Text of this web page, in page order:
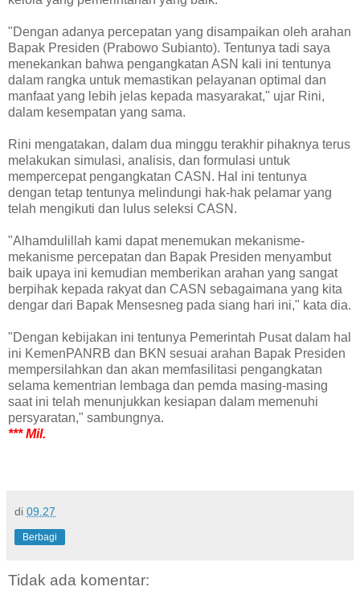
"Dengan adanya percepatan yang disampaikan oleh arahan
Bapak Presiden (Prabowo Subianto). Tentunya tadi saya
menekankan bahwa pengangkatan ASN kali ini tentunya
dalam rangka untuk memastikan pelayanan optimal dan
manfaat yang lebih jelas kepada masyarakat," ujar Rini,
dalam kesempatan yang sama.
Rini mengatakan, dalam dua minggu terakhir pihaknya terus
melakukan simulasi, analisis, dan formulasi untuk
mempercepat pengangkatan CASN. Hal ini tentunya
dengan tetap tentunya melindungi hak-hak pelamar yang
telah mengikuti dan lulus seleksi CASN.
"Alhamdulillah kami dapat menemukan mekanisme-
mekanisme percepatan dan Bapak Presiden menyambut
baik upaya ini kemudian memberikan arahan yang sangat
berpihak kepada rakyat dan CASN sebagaimana yang kita
dengar dari Bapak Mensesneg pada siang hari ini," kata dia.
"Dengan kebijakan ini tentunya Pemerintah Pusat dalam hal
ini KemenPANRB dan BKN sesuai arahan Bapak Presiden
mempersilahkan dan akan memfasilitasi pengangkatan
selama kementrian lembaga dan pemda masing-masing
saat ini telah menunjukkan kesiapan dalam memenuhi
persyaratan," sambungnya.
*** Mil.
di 09.27
Berbagi
Tidak ada komentar: